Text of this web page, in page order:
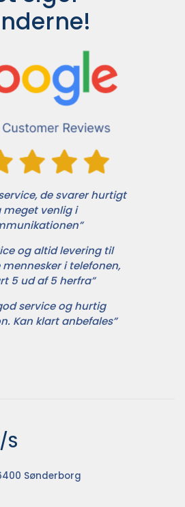
de svarer hurtigt
meget venlig i
og altid levering til
mennesker i telefonen,
5 ud af 5 herfra”
service og hurtig
Kan klart anbefales”
Sønderborg